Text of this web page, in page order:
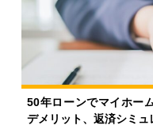
50年ローンでマイホー
デメリット、返済シミ